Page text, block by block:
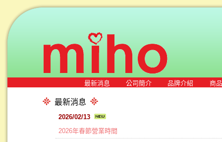
最新消息 公司簡介 品牌介紹 商
最新消息
2026/02/13
2026年春節營業時間